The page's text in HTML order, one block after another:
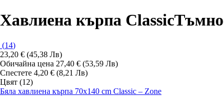
Хавлиена кърпа Classic
(14)
23,20 € (45,38 Лв)
Обичайна цена 27,40 € (53,59 Лв)
Спестете 4,20 € (8,21 Лв)
Цвят (12)
Бяла хавлиена кърпа 70x140 cm Classic – Zone